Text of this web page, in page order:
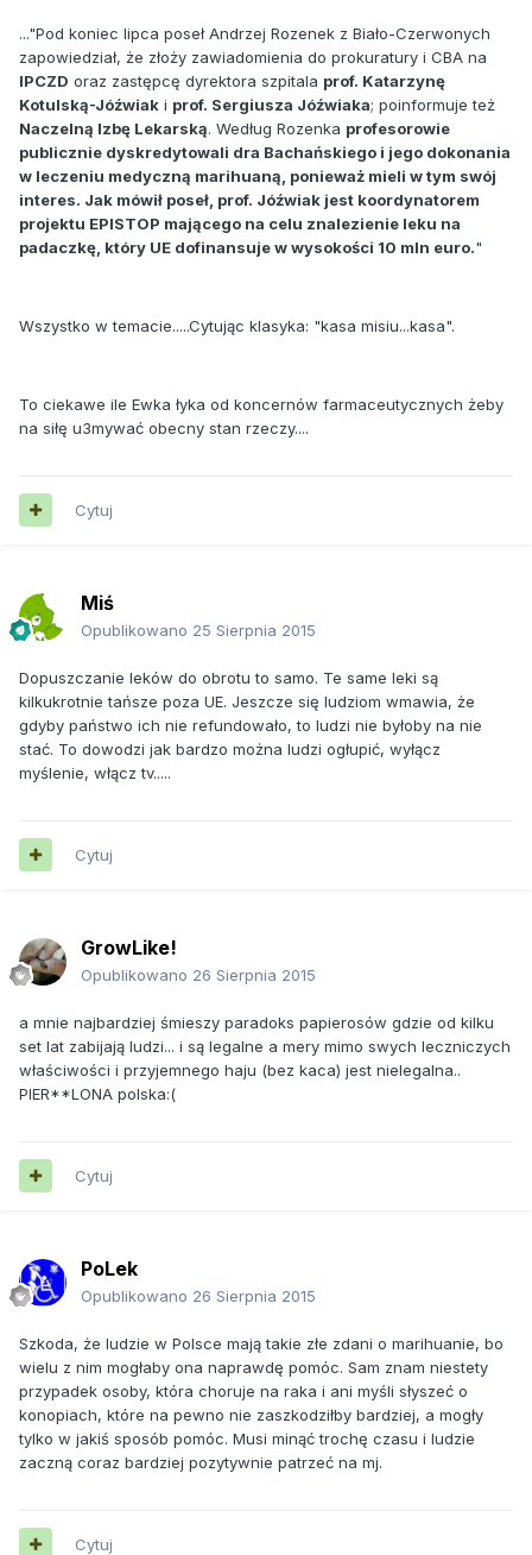
..."Pod koniec lipca poseł Andrzej Rozenek z Biało-Czerwonych
zapowiedział, że złoży zawiadomienia do prokuratury i CBA na
IPCZD oraz zastępcę dyrektora szpitala prof. Katarzynę
Kotulską-Jóźwiak i prof. Sergiusza Jóźwiaka; poinformuje też
Naczelną Izbę Lekarską. Według Rozenka profesorowie
publicznie dyskredytowali dra Bachańskiego i jego dokonania
w leczeniu medyczną marihuaną, ponieważ mieli w tym swój
interes. Jak mówił poseł, prof. Jóźwiak jest koordynatorem
projektu EPISTOP mającego na celu znalezienie leku na
padaczkę, który UE dofinansuje w wysokości 10 mln euro."
Wszystko w temacie.....Cytując klasyka: "kasa misiu...kasa".
To ciekawe ile Ewka łyka od koncernów farmaceutycznych żeby
na siłę u3mywać obecny stan rzeczy....
Cytuj
Miś
Opublikowano 25 Sierpnia 2015
Dopuszczanie leków do obrotu to samo. Te same leki są
kilkukrotnie tańsze poza UE. Jeszcze się ludziom wmawia, że
gdyby państwo ich nie refundowało, to ludzi nie byłoby na nie
stać. To dowodzi jak bardzo można ludzi ogłupić, wyłącz
myślenie, włącz tv.....
Cytuj
GrowLike!
Opublikowano 26 Sierpnia 2015
a mnie najbardziej śmieszy paradoks papierosów gdzie od kilku
set lat zabijają ludzi... i są legalne a mery mimo swych leczniczych
właściwości i przyjemnego haju (bez kaca) jest nielegalna..
PIER**LONA polska:(
Cytuj
PoLek
Opublikowano 26 Sierpnia 2015
Szkoda, że ludzie w Polsce mają takie złe zdani o marihuanie, bo
wielu z nim mogłaby ona naprawdę pomóc. Sam znam niestety
przypadek osoby, która choruje na raka i ani myśli słyszeć o
konopiach, które na pewno nie zaszkodziłby bardziej, a mogły
tylko w jakiś sposób pomóc. Musi minąć trochę czasu i ludzie
zaczną coraz bardziej pozytywnie patrzeć na mj.
Cytuj